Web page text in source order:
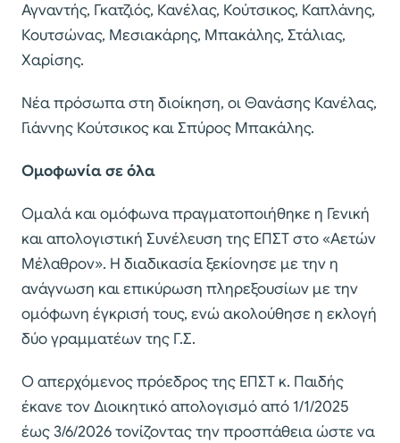
Αγναντής, Γκατζιός, Κανέλας, Κούτσικος, Καπλάνης,
Κουτσώνας, Μεσιακάρης, Μπακάλης, Στάλιας,
Χαρίσης.
Νέα πρόσωπα στη διοίκηση, οι Θανάσης Κανέλας,
Γιάννης Κούτσικος και Σπύρος Μπακάλης.
Ομοφωνία σε όλα
Ομαλά και ομόφωνα πραγματοποιήθηκε η Γενική
και απολογιστική Συνέλευση της ΕΠΣΤ στο «Αετών
Μέλαθρον». Η διαδικασία ξεκίονησε με την η
ανάγνωση και επικύρωση πληρεξουσίων με την
ομόφωνη έγκρισή τους, ενώ ακολούθησε η εκλογή
δύο γραμματέων της Γ.Σ.
Ο απερχόμενος πρόεδρος της ΕΠΣΤ κ. Παιδής
έκανε τον Διοικητικό απολογισμό από 1/1/2025
έως 3/6/2026 τονίζοντας την προσπάθεια ώστε να